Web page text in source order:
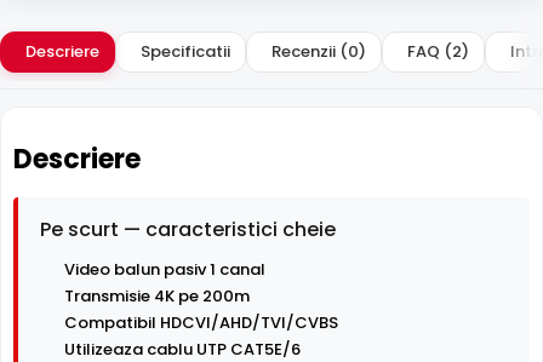
Descriere Specificatii Recenzii (0) FAQ (2)
Descriere
Pe scurt — caracteristici cheie
Video balun pasiv 1 canal
Transmisie 4K pe 200m
Compatibil HDCVI/AHD/TVI/CVBS
Utilizeaza cablu UTP CAT5E/6